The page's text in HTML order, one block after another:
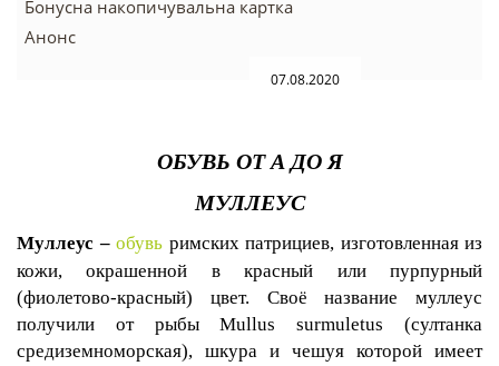
Бонусна накопичувальна картка
Анонс
07.08.2020
ОБУВЬ ОТ А ДО Я
МУЛЛЕУС
Муллеус – обувь римских патрициев, изготовленная из
кожи, окрашенной в красный или пурпурный
(фиолетово-красный) цвет. Своё название муллеус
получили от рыбыMullus surmuletus (султанка
средиземноморская), шкура и чешуя которой имеет